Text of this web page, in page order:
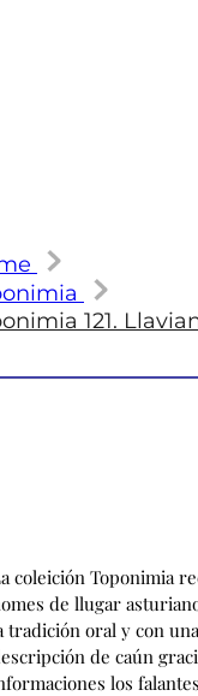
121.
coleición Toponimia
de llugar
tradición oral y con
de caún
los